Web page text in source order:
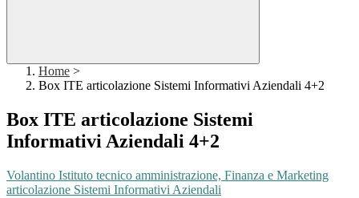
Home >
Box ITE articolazione Sistemi Informativi Aziendali 4+2
Box ITE articolazione Sistemi
Informativi Aziendali 4+2
Volantino Istituto tecnico amministrazione, Finanza e Marketing
articolazione Sistemi Informativi Aziendali